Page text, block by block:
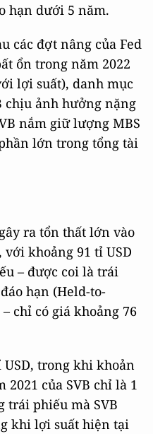
hạn dưới 5 năm.
các đợt nâng của Fed
ổn trong năm 2022
lợi suất), danh mục
chịu ảnh hưởng nặng
nắm giữ lượng MBS
lớn trong tổng tài
ra tổn thất lớn vào
khoảng 91 tỉ USD
– được coi là trái
hạn (Held-to-
chỉ có giá khoảng 76
trong khi khoản
của SVB chỉ là 1
trái phiếu mà SVB
khi lợi suất hiện tại